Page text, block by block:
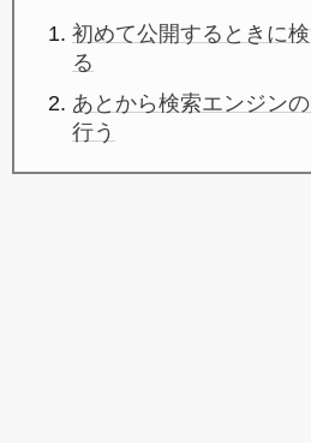
初めて公開するときに
る
あとから検索エンジン
行う